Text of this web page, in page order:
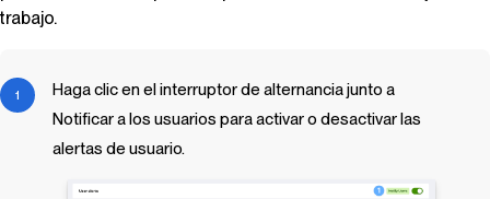
trabajo.
Haga clic en el interruptor de alternancia junto a
Notificar a los usuarios para activar o desactivar las
alertas de usuario.